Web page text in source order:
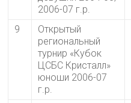
2006-07 г.р.
9
Открытый
региональный
турнир «Кубок
ЦСБС Кристалл»
юноши 2006-07
г.р.